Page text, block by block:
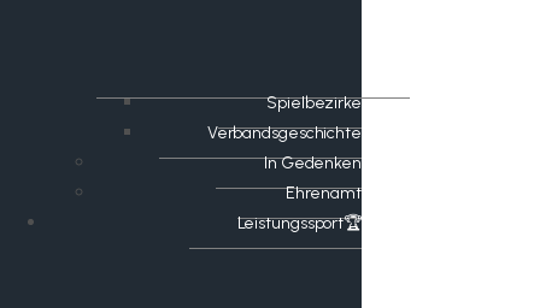
Spielbezirke
Verbandsgeschichte
In Gedenken
Ehrenamt
​Leistungssport🏆